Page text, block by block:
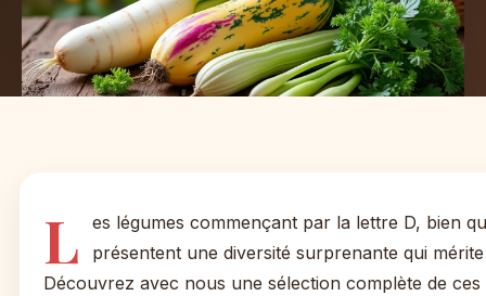
L
es légumes commençant par la lettre D, bien
présentent une diversité surprenante qui
Découvrez avec nous une sélection complète de